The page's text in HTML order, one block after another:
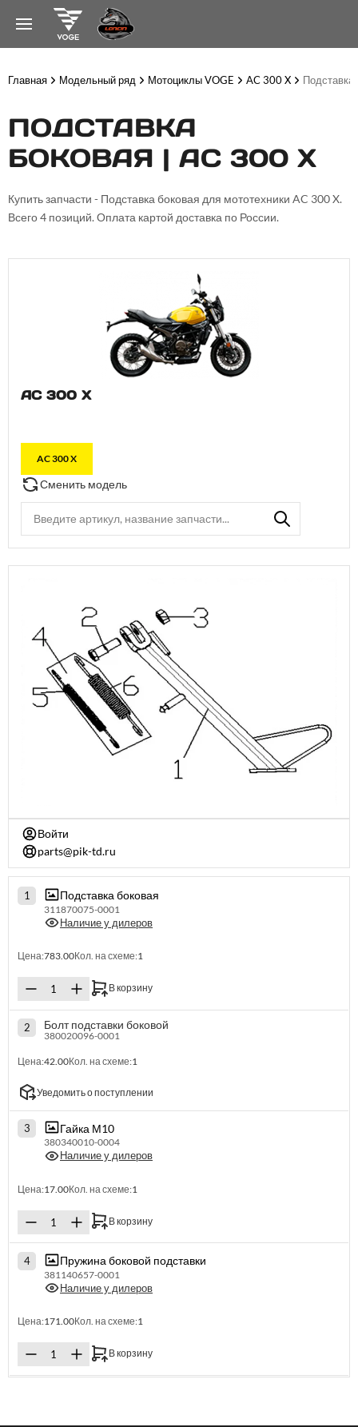
Главная Модельный ряд Мотоциклы VOGE AC 300 X Подставка
ПОДСТАВКА
БОКОВАЯ | AC 300 X
Купить запчасти - Подставка боковая для мототехники AC 300 X.
Всего 4 позиций. Оплата картой доставка по России.
AC 300 X
AC 300 X
Сменить модель
Войти
parts@pik-td.ru
1 Подставка боковая
311870075-0001
Наличие у дилеров
Цена:783.00Кол. на схеме:1
В корзину
2 Болт подставки боковой
380020096-0001
Цена:42.00Кол. на схеме:1
Уведомить о поступлении
3 Гайка М10
380340010-0004
Наличие у дилеров
Цена:17.00Кол. на схеме:1
В корзину
4 Пружина боковой подставки
381140657-0001
Наличие у дилеров
Цена:171.00Кол. на схеме:1
В корзину